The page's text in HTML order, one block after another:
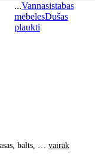
...Vannasistabas
mēbelesDušas
plaukti
balts, … vairāk